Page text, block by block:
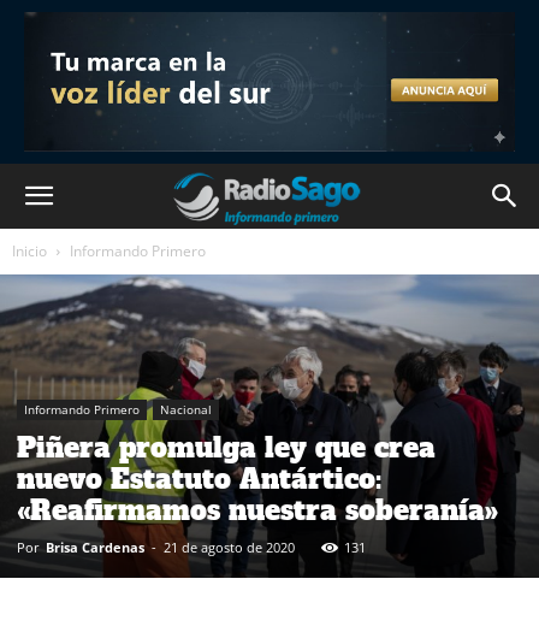
Inicio Informando Primero
Informando Primero Nacional
Piñera promulga ley que crea
nuevo Estatuto Antártico:
«Reafirmamos nuestra soberanía»
Por Brisa Cardenas - 21 de agosto de 2020 131